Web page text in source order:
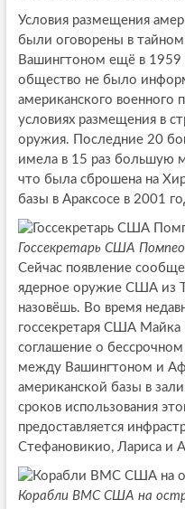
Условия размещения
были оговорены в
Вашингтоном ещё в 1959
общество не было
американского военного
условиях размещения в
оружия. Последние 20
имела в 15 раз большую
что была сброшена на
базы в Араксосе в 2001
Госсекретарь США
Сейчас появление
ядерное оружие США из
назовёшь. Во время
госсекретаря США
соглашение о
между Вашингтоном и
американской базы в
сроков использования
предоставляется
Стефановикио, Лариса и
Корабли ВМС США на